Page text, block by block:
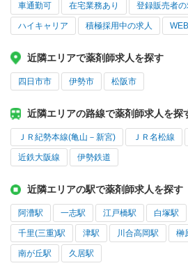
車通勤可 在宅業務あり 登録販売者の
ハイキャリア 積極採用中の求人
近隣エリアで薬剤師求人を探す
四日市市 伊勢市 松阪市
近隣エリアの路線で薬剤師求人を探
ＪＲ紀勢本線(亀山－新宮) ＪＲ名松線
近鉄大阪線 伊勢鉄道
近隣エリアの駅で薬剤師求人を探す
阿漕駅 一志駅 江戸橋駅 白塚駅
千里(三重)駅 津駅 川合高岡駅 榊
南が丘駅 久居駅